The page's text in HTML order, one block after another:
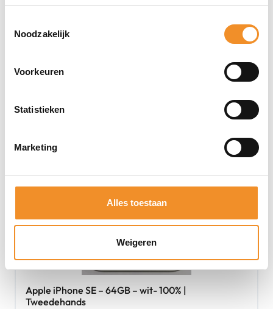
Noodzakelijk
Voorkeuren
Statistieken
Marketing
Alles toestaan
Weigeren
Apple iPhone SE – 64GB – wit- 100% |
Tweedehands